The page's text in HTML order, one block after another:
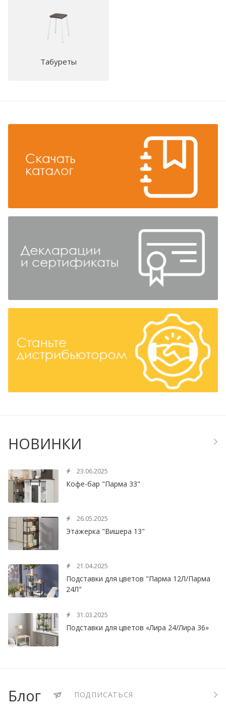
Табуреты
НОВИНКИ
23.06.2025
Кофе-бар "Парма 33"
26.05.2025
Этажерка "Вишера 13"
21.04.2025
Подставки для цветов "Парма 12Л/Парма
24Л"
31.03.2025
Подставки для цветов «Лира 24/Лира 36»
Блог ПОДПИСАТЬСЯ